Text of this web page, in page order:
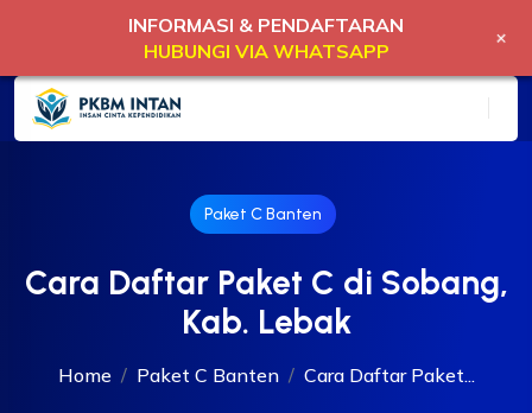
Paket C Banten
Cara Daftar Paket C di Sobang,
Kab. Lebak
Home Paket C Banten Cara Daftar Paket...
INFORMASI & PENDAFTARAN
HUBUNGI VIA WHATSAPP
+